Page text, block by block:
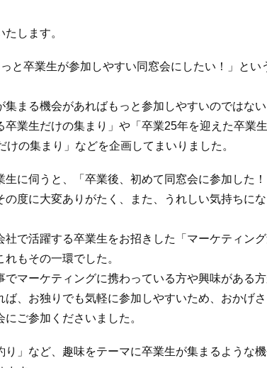
します。
と卒業生が参加しやすい同窓会にしたい！」とい
まる機会があればもっと参加しやすいのではない
業生だけの集まり」や「卒業25年を迎えた卒業
の集まり」などを企画してまいりました。
に伺うと、「卒業後、初めて同窓会に参加した！
度に大変ありがたく、また、うれしい気持ちにな
で活躍する卒業生をお招きした「マーケティン
もその一環でした。
マーケティングに携わっている方や興味がある
、お独りでも気軽に参加しやすいため、おかげさ
ご参加くださいました。
」など、趣味をテーマに卒業生が集まるような